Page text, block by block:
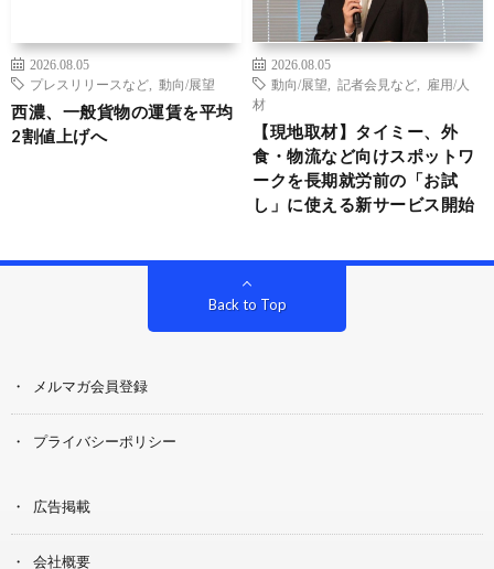
2026.08.05
プレスリリースなど
動向/展望
西濃、一般貨物の運賃を平均
2割値上げへ
2026.08.05
動向/展望
記者会見など
雇用/人
材
【現地取材】タイミー、外
食・物流など向けスポットワ
ークを長期就労前の「お試
し」に使える新サービス開始
Back to Top
メルマガ会員登録
プライバシーポリシー
広告掲載
会社概要